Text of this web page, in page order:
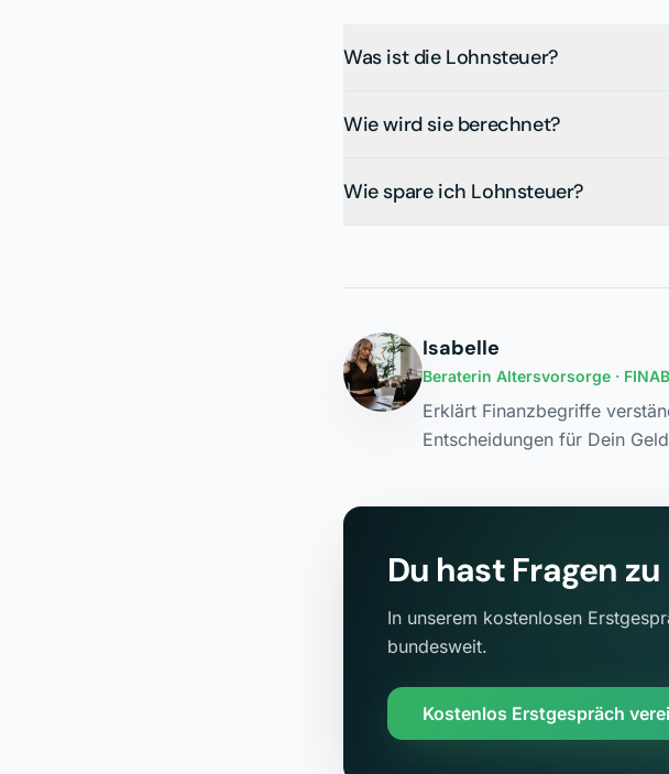
Was ist die Lohnsteuer?
Wie wird sie berechnet?
Wie spare ich Lohnsteuer?
Isabelle
Beraterin Altersvorsorge ·
Erklärt Finanzbegriffe
Entscheidungen für Dein
Du hast Fragen zu
In unserem kostenlosen
bundesweit.
Kostenlos Erstgespräch